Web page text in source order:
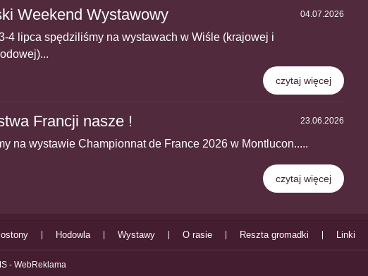
04.07.2026
Weekend Wystawowy
4 lipca spędziliśmy na wystawach w Wiśle (krajowej i
czytaj więcej
23.06.2026
Francji nasze !
na wystawie Championnat de France 2026 w Montlucon.....
czytaj więcej
Hodowla Wystawy O rasie Reszta gromadki Linki
- WebReklama